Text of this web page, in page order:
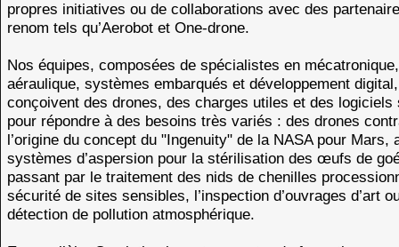
propres initiatives ou de collaborations avec des
renom tels qu’Aerobot et One-drone.
Nos équipes, composées de spécialistes en mécatronique,
aéraulique, systèmes embarqués et développement digital,
conçoivent des drones, des charges utiles et des logiciels
pour répondre à des besoins très variés : des drones
l’origine du concept du "Ingenuity" de la NASA pour Mars,
systèmes d’aspersion pour la stérilisation des œufs de
passant par le traitement des nids de chenilles
sécurité de sites sensibles, l’inspection d’ouvrages d’art
détection de pollution atmosphérique.